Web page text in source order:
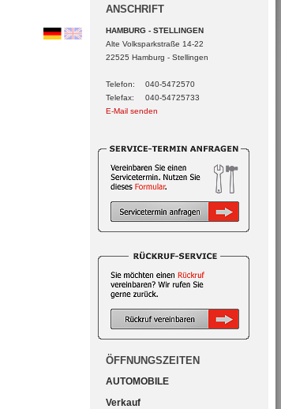
ANSCHRIFT
HAMBURG - STELLINGEN
Alte Volksparkstraße 14-22
22525 Hamburg - Stellingen
Telefon:
040-5472570
Telefax:
040-54725733
E-Mail senden
ÖFFNUNGSZEITEN
AUTOMOBILE
Verkauf